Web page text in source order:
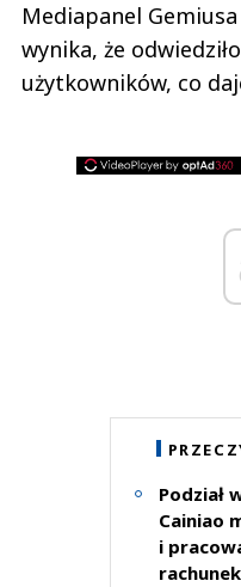
Mediapanel
wynika, że
użytkowników, co
Podział
Cainiao
i
rachunek